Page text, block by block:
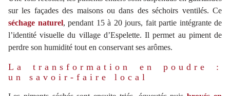
sur les façades des maisons ou dans des séchoirs ventilés. Ce
séchage naturel, pendant 15 à 20 jours, fait partie intégrante de
l’identité visuelle du village d’Espelette. Il permet au piment de
perdre son humidité tout en conservant ses arômes.
La transformation en poudre :
un savoir-faire local